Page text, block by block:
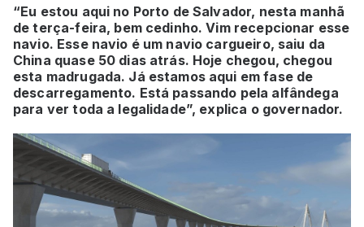
“Eu estou aqui no Porto de Salvador, nesta manhã
de terça-feira, bem cedinho. Vim recepcionar esse
navio. Esse navio é um navio cargueiro, saiu da
China quase 50 dias atrás. Hoje chegou, chegou
esta madrugada. Já estamos aqui em fase de
descarregamento. Está passando pela alfândega
para ver toda a legalidade”, explica o governador.